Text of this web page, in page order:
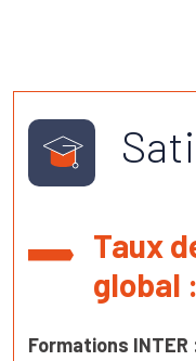
Taux
global
Formations INTER